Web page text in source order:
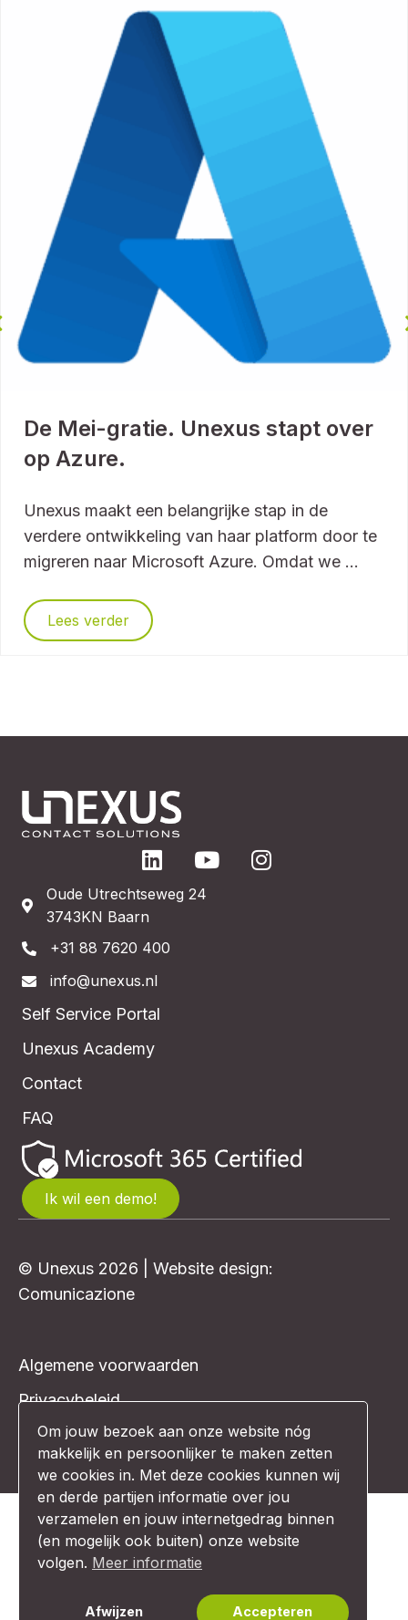
De Mei-gratie. Unexus stapt over
op Azure.
Unexus maakt een belangrijke stap in de
verdere ontwikkeling van haar platform door te
migreren naar Microsoft Azure. Omdat we ...
Lees verder
Oude Utrechtseweg 24
3743KN Baarn
+31 88 7620 400
info@unexus.nl
Self Service Portal
Unexus Academy
Contact
FAQ
Ik wil een demo!
© Unexus 2026 | Website design:
Comunicazione
Algemene voorwaarden
Privacybeleid
Disclaimer
Om jouw bezoek aan onze website nóg
makkelijk en persoonlijker te maken zetten
we cookies in. Met deze cookies kunnen wij
en derde partijen informatie over jou
verzamelen en jouw internetgedrag binnen
(en mogelijk ook buiten) onze website
volgen. Meer informatie
Afwijzen Accepteren